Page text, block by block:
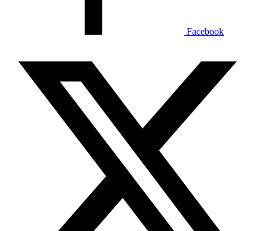
Facebook